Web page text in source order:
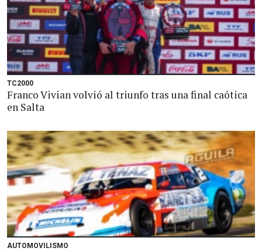
TC2000
Franco Vivian volvió al triunfo tras una final caótica
en Salta
AUTOMOVILISMO